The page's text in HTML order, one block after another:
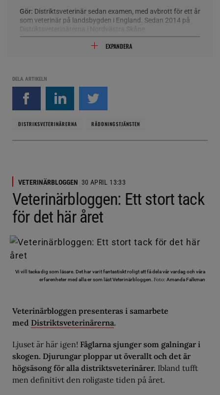
Gör: Distriktsveterinär sedan examen, med avbrott för ett år
som veterinär på landsbygden i England. Sedan 2014 på
Distriktsveterinärerna i Nordvästra Skåne.
Veterinärexamen vid SLU 1999.
smådjur, hästar, lantbruksdjur och fjäderfä.
EXPANDERA
DELA ARTIKELN
DISTRIKSVETERINÄRERNA RÄDDNINGSTJÄNSTEN
VETERINÄRBLOGGEN 30 APRIL 13:33
Veterinärbloggen: Ett stort tack
för det här året
Vi vill tacka dig som läsare. Det har varit fantastiskt roligt att få dela vår vardag och våra
erfarenheter med alla er som läst Veterinärbloggen. Foto: Amanda Falkman
Veterinärbloggen presenteras i samarbete
med Distriktsveterinärerna.
Ljuset är här igen! Fåglarna sjunger som galningar i
skogen. Djurungar ploppar ut överallt och det är
högsäsong för alla distriktsveterinärer. Ibland tufft
men definitivt den roligaste tiden på året.